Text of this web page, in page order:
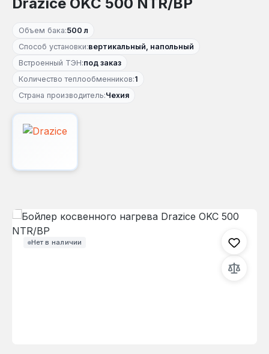
Drazice OKC 500 NTR/BP
Объем бака:500 л
Способ установки:вертикальный, напольный
Встроенный ТЭН:под заказ
Количество теплообменников:1
Страна производитель:Чехия
Нет в наличии
Пропустить галерею изображений